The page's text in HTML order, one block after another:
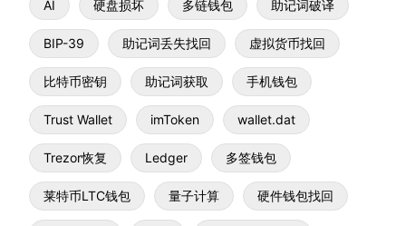
AI 硬盘损坏 多链钱包 助记词破译
BIP-39 助记词丢失找回 虚拟货币找回
比特币密钥 助记词获取 手机钱包
Trust Wallet imToken wallet.dat
Trezor恢复 Ledger 多签钱包
莱特币LTC钱包 量子计算 硬件钱包找回